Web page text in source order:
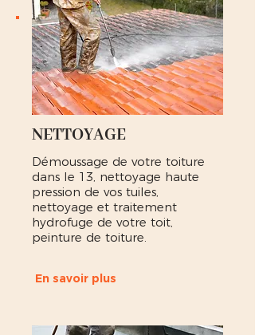
NETTOYAGE
Démoussage de votre toiture
dans le 13, nettoyage haute
pression de vos tuiles,
nettoyage et traitement
hydrofuge de votre toit,
peinture de toiture.
En savoir plus